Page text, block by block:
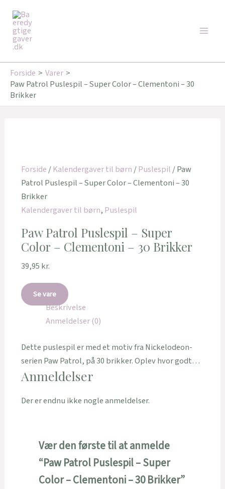
indholdet
Forside
Varer
Paw Patrol Puslespil – Super Color – Clementoni – 30
Brikker
Forside/Kalendergaver til børn/Puslespil/ Paw
Patrol Puslespil – Super Color – Clementoni – 30
Brikker
Kalendergaver til børn, Puslespil
Paw Patrol Puslespil – Super
Color – Clementoni – 30 Brikker
39,95 kr.
Se vare
Beskrivelse
Anmeldelser (0)
Dette puslespil er med et motiv fra Nickelodeon-
serien Paw Patrol, på 30 brikker. Oplev hvor godt…
Anmeldelser
Der er endnu ikke nogle anmeldelser.
Vær den første til at anmelde
“Paw Patrol Puslespil – Super
Color – Clementoni – 30 Brikker”
Tilbud!
Tilbud!
25,95 kr..21,95 kr..